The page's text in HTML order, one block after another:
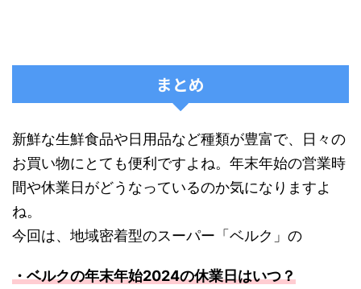
まとめ
新鮮な生鮮食品や日用品など種類が豊富で、日々の
お買い物にとても便利ですよね。年末年始の営業時
間や休業日がどうなっているのか気になりますよ
ね。
今回は、地域密着型のスーパー「ベルク」の
・ベルクの年末年始2024の休業日はいつ？